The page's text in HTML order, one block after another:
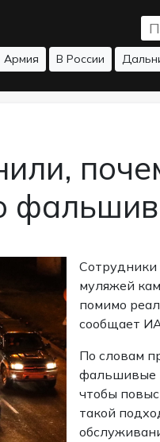
Армия В России
Сотрудники
муляжей
помимо
сообщает
По словам
фальшивые
чтобы
такой